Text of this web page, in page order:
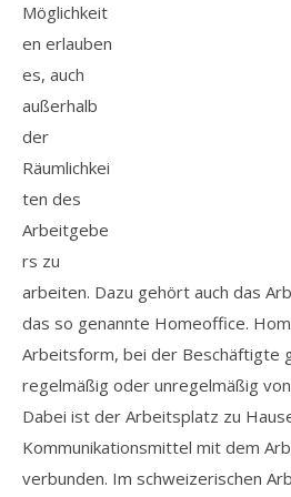
Möglichkeit
en erlauben
es, auch
außerhalb
der
Räumlichkei
ten des
Arbeitgebe
rs zu
arbeiten. Dazu gehört auch das
das so genannte Homeoffice.
Arbeitsform, bei der Beschäftigte
regelmäßig oder unregelmäßig
Dabei ist der Arbeitsplatz zu
Kommunikationsmittel mit dem
verbunden. Im schweizerischen